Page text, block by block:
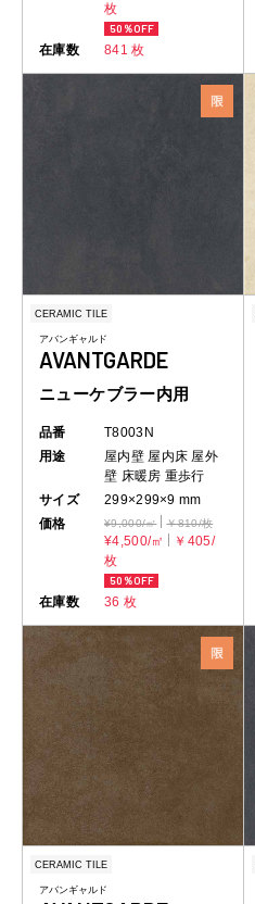
枚
50％OFF
在庫数 841 枚
CERAMIC TILE
アバンギャルド
AVANTGARDE
ニューケブラー内用
品番
T8003N
用途
屋内壁 屋内床 屋外
壁 床暖房 重歩行
サイズ
299×299×9 mm
価格
¥9,000/㎡ ￥810/枚
¥4,500/㎡
￥405/
枚
50％OFF
在庫数 36 枚
CERAMIC TILE
アバンギャルド